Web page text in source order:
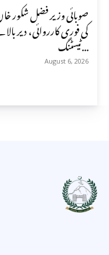
صوبائی وزیر فضل شکور
کی فوری کارروائی، دیر
ٹیسٹنگ...
August 6, 2026